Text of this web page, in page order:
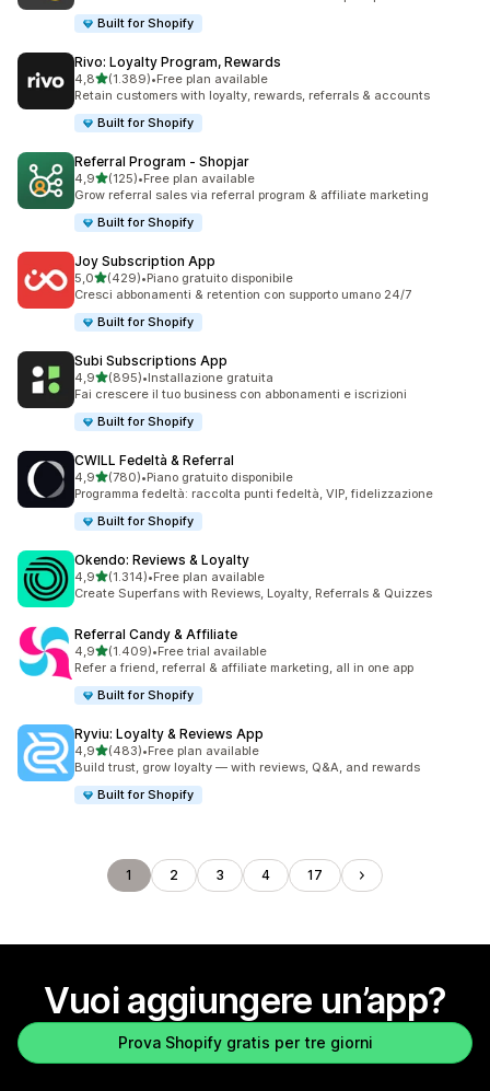
Built for Shopify
Rivo: Loyalty Program, Rewards
4,8stelle su 5
(1.389)
1389 recensioni totali
•Free plan available
Retain customers with loyalty, rewards, referrals & accounts
Built for Shopify
Referral Program ‑ Shopjar
4,9stelle su 5
(125)
125 recensioni totali
•Free plan available
Grow referral sales via referral program & affiliate marketing
Built for Shopify
Joy Subscription App
5,0stelle su 5
(429)
429 recensioni totali
•Piano gratuito disponibile
Cresci abbonamenti & retention con supporto umano 24/7
Built for Shopify
Subi Subscriptions App
4,9stelle su 5
(895)
895 recensioni totali
•Installazione gratuita
Fai crescere il tuo business con abbonamenti e iscrizioni
Built for Shopify
CWILL Fedeltà & Referral
4,9stelle su 5
(780)
780 recensioni totali
•Piano gratuito disponibile
Programma fedeltà: raccolta punti fedeltà, VIP, fidelizzazione
Built for Shopify
Okendo: Reviews & Loyalty
4,9stelle su 5
(1.314)
1314 recensioni totali
•Free plan available
Create Superfans with Reviews, Loyalty, Referrals & Quizzes
Referral Candy & Affiliate
4,9stelle su 5
(1.409)
1409 recensioni totali
•Free trial available
Refer a friend, referral & affiliate marketing, all in one app
Built for Shopify
Ryviu: Loyalty & Reviews App
4,9stelle su 5
(483)
483 recensioni totali
•Free plan available
Build trust, grow loyalty — with reviews, Q&A, and rewards
Built for Shopify
1 2 3 4 17
Vuoi aggiungere un’app?
Prova Shopify gratis per tre giorni